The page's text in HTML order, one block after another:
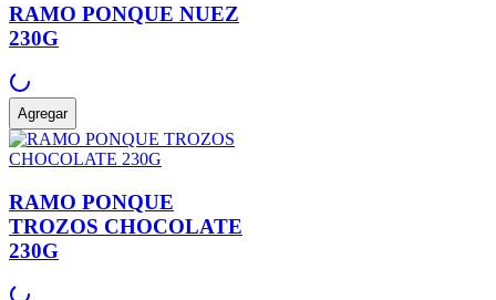
RAMO PONQUE NUEZ
230G
Agregar
RAMO PONQUE
TROZOS CHOCOLATE
230G